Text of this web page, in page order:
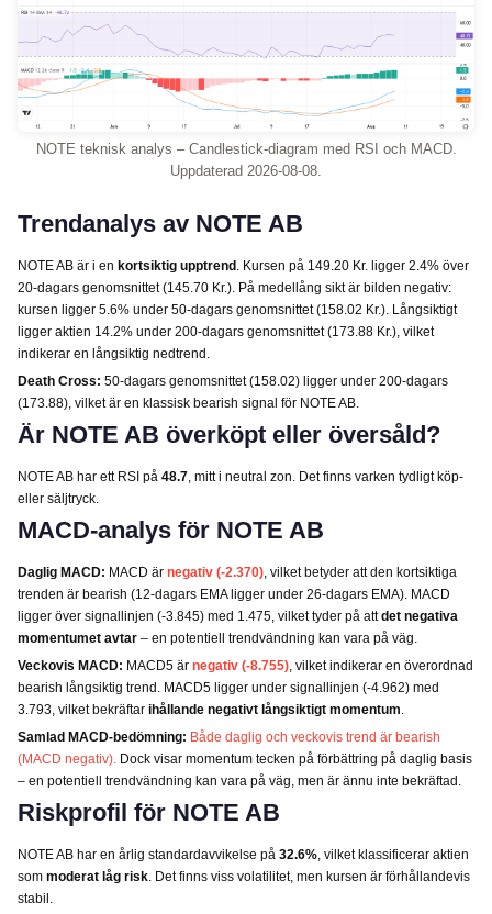
NOTE teknisk analys – Candlestick-diagram med RSI och MACD.
Uppdaterad 2026-08-08.
Trendanalys av NOTE AB
NOTE AB är i en kortsiktig upptrend . Kursen på 149.20 Kr. ligger 2.4% över
20-dagars genomsnittet (145.70 Kr.). På medellång sikt är bilden negativ:
kursen ligger 5.6% under 50-dagars genomsnittet (158.02 Kr.). Långsiktigt
ligger aktien 14.2% under 200-dagars genomsnittet (173.88 Kr.), vilket
indikerar en långsiktig nedtrend.
Death Cross: 50-dagars genomsnittet (158.02) ligger under 200-dagars
(173.88), vilket är en klassisk bearish signal för NOTE AB.
Är NOTE AB överköpt eller översåld?
NOTE AB har ett RSI på 48.7 , mitt i neutral zon. Det finns varken tydligt köp-
eller säljtryck.
MACD-analys för NOTE AB
Daglig MACD: MACD är negativ (-2.370) , vilket betyder att den kortsiktiga
trenden är bearish (12-dagars EMA ligger under 26-dagars EMA). MACD
ligger över signallinjen (-3.845) med 1.475, vilket tyder på attdet negativa
momentumet avtar – en potentiell trendvändning kan vara på väg.
Veckovis MACD: MACD5 är negativ (-8.755) , vilket indikerar en överordnad
bearish långsiktig trend. MACD5 ligger under signallinjen (-4.962) med
3.793, vilket bekräftar ihållande negativt långsiktigt momentum
Samlad MACD-bedömning: Både daglig och veckovis trend är bearish
(MACD negativ). Dock visar momentum tecken på förbättring på daglig basis
– en potentiell trendvändning kan vara på väg, men är ännu inte bekräftad.
Riskprofil för NOTE AB
NOTE AB har en årlig standardavvikelse på 32.6% , vilket klassificerar aktien
som moderat låg risk . Det finns viss volatilitet, men kursen är förhållandevis
stabil.